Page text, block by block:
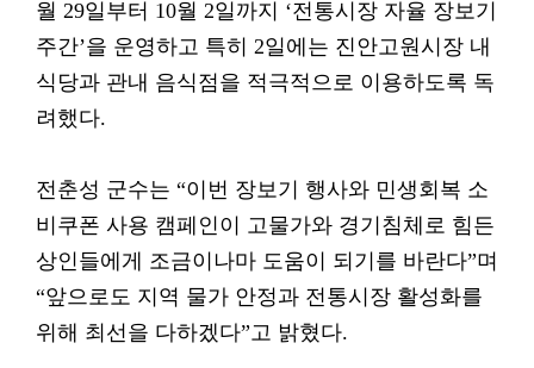
월 29일부터 10월 2일까지 ‘전통시장 자율 장보기
주간’을 운영하고 특히 2일에는 진안고원시장 내
식당과 관내 음식점을 적극적으로 이용하도록 독
려했다.
전춘성 군수는 “이번 장보기 행사와 민생회복 소
비쿠폰 사용 캠페인이 고물가와 경기침체로 힘든
상인들에게 조금이나마 도움이 되기를 바란다”며
“앞으로도 지역 물가 안정과 전통시장 활성화를
위해 최선을 다하겠다”고 밝혔다.